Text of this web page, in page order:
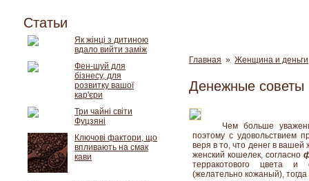
Главная » Женщина и деньги
Денежные советы
Чем больше
поэтому с удовольствием
веря в то, что денег в
женский кошелек, согласно
терракотового цвета и
(желательно кожаный),
Статьи
Як жінці з дитиною
вдало вийти заміж
Фен-шуй для
бізнесу, для
розвитку вашої
кар'єри
Три чайні світи
Фуцзяні
Ключові фактори, що
впливають на смак
кави